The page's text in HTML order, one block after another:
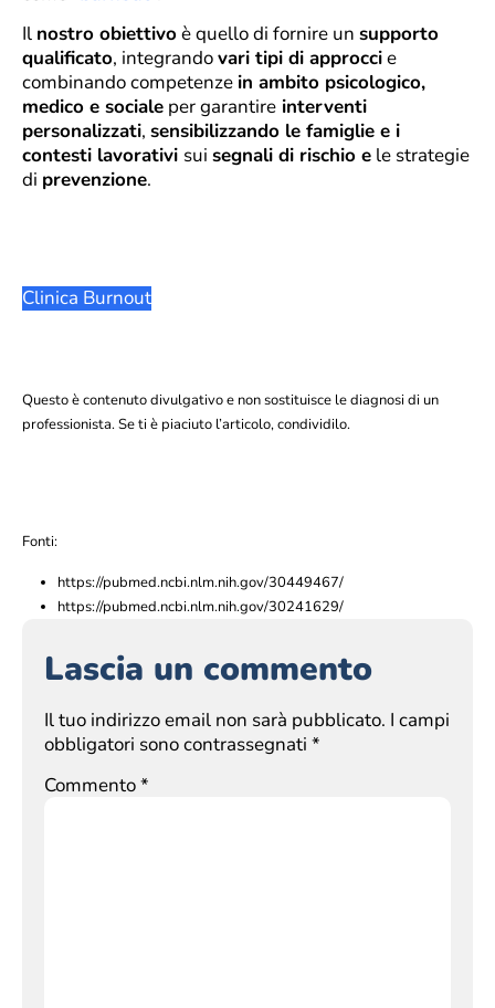
Il nostro obiettivoè quello di fornire un supporto
qualificato, integrandovari tipi di approccie
combinando competenze in ambito psicologico,
medico e sociale per garantire interventi
personalizzati, sensibilizzando le famiglie e i
contesti lavorativi sui segnali di rischio e le strategie
di prevenzione.
Clinica Burnout
Questo è contenuto divulgativo e non sostituisce le diagnosi di un
professionista. Se ti è piaciuto l’articolo, condividilo.
Fonti:
https://pubmed.ncbi.nlm.nih.gov/30449467/
https://pubmed.ncbi.nlm.nih.gov/30241629/
Lascia un commento
Il tuo indirizzo email non sarà pubblicato. I campi
obbligatori sono contrassegnati *
Commento*